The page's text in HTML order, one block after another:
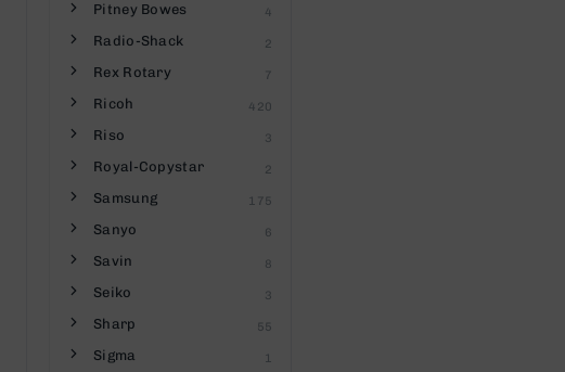
Pitney Bowes 4
Radio-Shack 2
Rex Rotary 7
Ricoh 420
Riso 3
Royal-Copystar 2
Samsung 175
Sanyo 6
Savin 8
Seiko 3
Sharp 55
Sigma 1